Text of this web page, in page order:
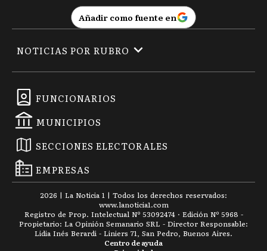
Añadir como fuente en
FUNCIONARIOS
MUNICIPIOS
SECCIONES ELECTORALES
EMPRESAS
NOTICIAS POR RUBRO
2026 | La Noticia 1 | Todos los derechos reservados:
www.lanoticia1.com
Registro de Prop. Intelectual Nº 53092474 · Edición Nº 5968 -
Propietario: La Opinión Semanario SRL - Director Responsable:
Lidia Inés Berardi - Liniers 71, San Pedro, Buenos Aires.
Centro de ayuda